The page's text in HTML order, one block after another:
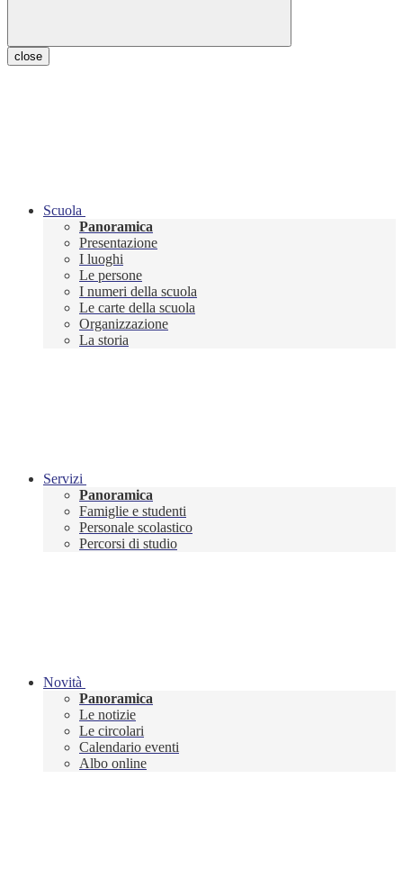
close
Scuola
Panoramica
Presentazione
I luoghi
Le persone
I numeri della scuola
Le carte della scuola
Organizzazione
La storia
Servizi
Panoramica
Famiglie e studenti
Personale scolastico
Percorsi di studio
Novità
Panoramica
Le notizie
Le circolari
Calendario eventi
Albo online